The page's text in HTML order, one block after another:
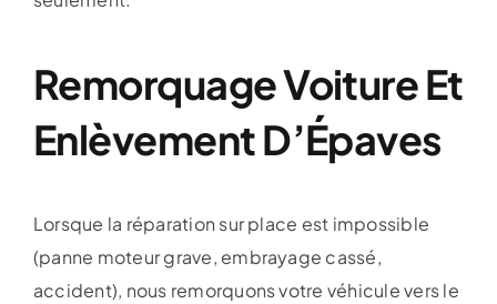
Remorquage Voiture Et
Enlèvement D’Épaves
Lorsque la réparation sur place est impossible
(panne moteur grave, embrayage cassé,
accident), nous remorquons votre véhicule vers le